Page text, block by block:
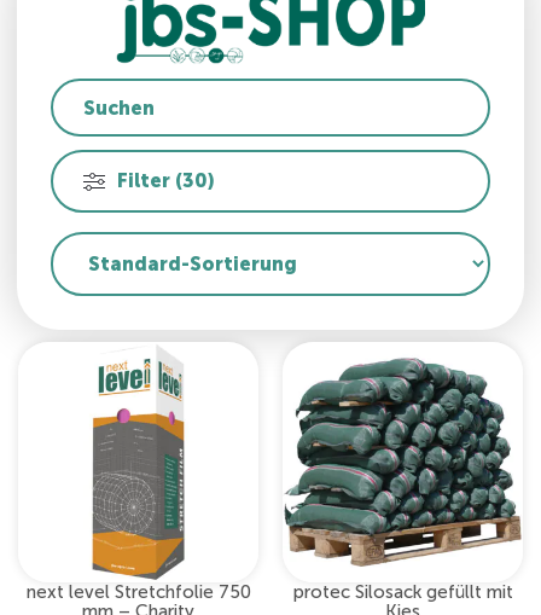
Filter (30)
next level Stretchfolie 750
protec Silosack gefüllt mit